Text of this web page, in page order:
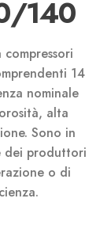
140
14
nominale
alta
Sono in
dei produttori
o di